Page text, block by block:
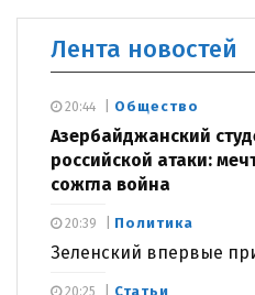
Лента новостей
Общество
Азербайджанский
российской атаки:
сожгла война
20:44
Политика
Зеленский впервые
20:39
Статьи
20:25